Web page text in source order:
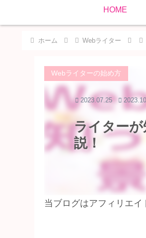
HOME
ホーム Webライター
ライター
説！
Webライターの始め方
2023.07.25
当ブログはアフィリエイ